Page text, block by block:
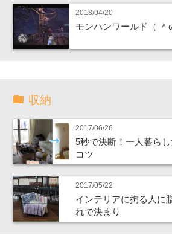
2018/04/20
モンハンワールド（
収納
2017/06/26
5秒で決断！一人暮ら
コツ
2017/05/22
インテリアに拘る人に
れで決まり